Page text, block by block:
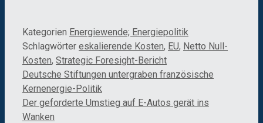
Kategorien Energiewende; Energiepolitik
Schlagwörter eskalierende Kosten, EU, Netto Null-
Kosten, Strategic Foresight-Bericht
Deutsche Stiftungen untergraben französische
Kernenergie-Politik
Der geforderte Umstieg auf E-Autos gerät ins
Wanken